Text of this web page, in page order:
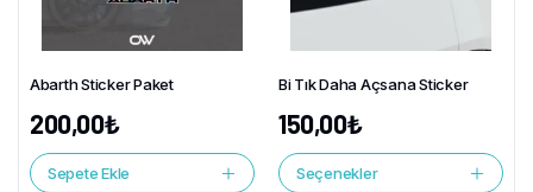
Abarth Sticker Paket
200,00₺
Sepete Ekle
Bi Tık Daha Açsana Sticker
150,00₺
Seçenekler